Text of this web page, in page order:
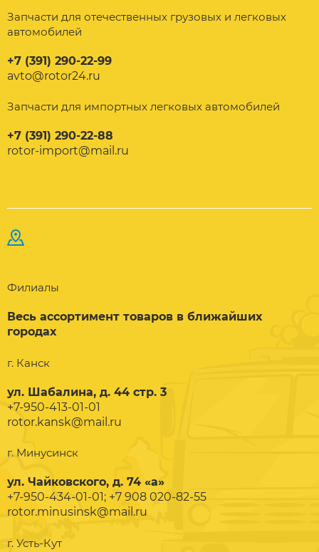
Запчасти для отечественных грузовых и легковых
автомобилей
+7 (391) 290-22-99
avto@rotor24.ru
Запчасти для импортных легковых автомобилей
+7 (391) 290-22-88
rotor-import@mail.ru
Филиалы
Весь ассортимент товаров в ближайших
городах
г. Канск
ул. Шабалина, д. 44 стр. 3
+7-950-413-01-01
rotor.kansk@mail.ru
г. Минусинск
ул. Чайковского, д. 74 «а»
+7-950-434-01-01; +7 908 020-82-55
rotor.minusinsk@mail.ru
г. Усть-Кут